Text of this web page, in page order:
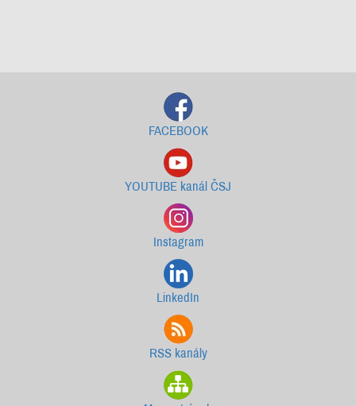
FACEBOOK
YOUTUBE kanál ČSJ
Instagram
LinkedIn
RSS kanály